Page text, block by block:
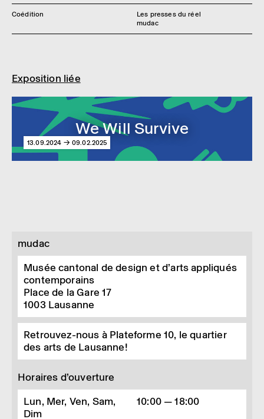
Coédition
Les presses du réel
mudac
Exposition liée
We Will Survive
13.09.2024 → 09.02.2025
mudac
Musée cantonal de design et d’arts appliqués
contemporains
Place de la Gare 17
1003 Lausanne
Retrouvez-nous à Plateforme 10, le quartier
des arts de Lausanne!
Horaires d’ouverture
Lun, Mer, Ven, Sam,
Dim
10:00 — 18:00